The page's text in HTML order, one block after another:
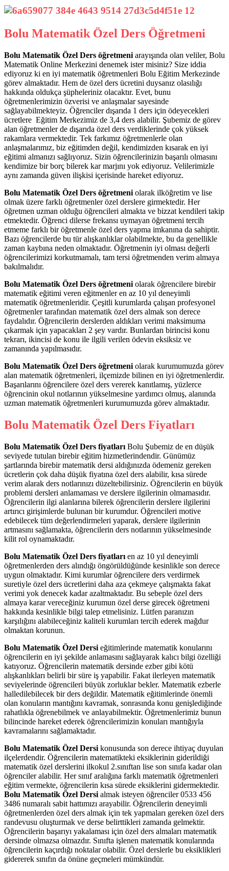
Bolu Matematik Özel Ders Öğretmeni
Bolu Matematik Özel Ders öğretmeni arayışında olan veliler, Bolu
Matematik Online Merkezini denemek ister misiniz? Size iddia
ediyoruz ki en iyi matematik öğretmenleri Bolu Eğitim Merkezinde
görev almaktadır. Hem de özel ders ücretini duysanız olasılığı
hakkında oldukça şüpheleriniz olacaktır. Evet, bunu
öğretmenlerimizin özverisi ve anlaşmalar sayesinde
sağlayabilmekteyiz. Öğrenciler dışarıda 1 ders için ödeyecekleri
ücretlere Eğitim Merkezimiz de 3,4 ders alabilir. Şubemiz de görev
alan öğretmenler de dışarıda özel ders verdiklerinde çok yüksek
rakamlara vermektedir. Tek farkımız öğretmenlerle olan
anlaşmalarımız, biz eğitimden değil, kendimizden kısarak en iyi
eğitimi almanızı sağlıyoruz. Sizin öğrencilerinizin başarılı olmasını
kendimize bir borç bilerek kar marjını yok ediyoruz. Velilerimizle
aynı zamanda güven ilişkisi içerisinde hareket ediyoruz.
Bolu Matematik Özel Ders öğretmeni olarak ilköğretim ve lise
olmak üzere farklı öğretmenler özel derslere girmektedir. Her
öğretmen uzman olduğu öğrencileri almakta ve bizzat kendileri takip
etmektedir. Öğrenci dilerse frekansı uymayan öğretmeni tercih
etmeme farklı bir öğretmenle özel ders yapma imkanına da sahiptir.
Bazı öğrencilerde bu tür alışkanlıklar olabilmekte, bu da genellikle
zaman kaybına neden olmaktadır. Öğretmenin iyi olması değerli
öğrencilerimizi korkutmamalı, tam tersi öğretmenden verim almaya
bakılmalıdır.
Bolu Matematik Özel Ders öğretmeni olarak öğrencilere birebir
matematik eğitimi veren eğitmenler en az 10 yıl deneyimli
matematik öğretmenleridir. Çeşitli kurumlarda çalışan profesyonel
öğretmenler tarafından matematik özel ders almak son derece
faydalıdır. Öğrencilerin derslerden aldıkları verimi maksimuma
çıkarmak için yapacakları 2 şey vardır. Bunlardan birincisi konu
tekrarı, ikincisi de konu ile ilgili verilen ödevin eksiksiz ve
zamanında yapılmasıdır.
Bolu Matematik Özel Ders öğretmeni olarak kurumumuzda görev
alan matematik öğretmenleri, ilçemizde bilinen en iyi öğretmenlerdir.
Başarılarını öğrencilere özel ders vererek kanıtlamış, yüzlerce
öğrencinin okul notlarının yükselmesine yardımcı olmuş, alanında
uzman matematik öğretmenleri kurumumuzda görev almaktadır.
Bolu Matematik Özel Ders Fiyatları
Bolu Matematik Özel Ders fiyatları Bolu Şubemiz de en düşük
seviyede tutulan birebir eğitim hizmetlerindendir. Günümüz
şartlarında birebir matematik dersi aldığınızda ödemeniz gereken
ücretlerin çok daha düşük fiyatına özel ders alabilir, kısa sürede
verim alarak ders notlarınızı düzeltebilirsiniz. Öğrencilerin en büyük
problemi dersleri anlamaması ve derslere ilgilerinin olmamasıdır.
Öğrencilerin ilgi alanlarına bilerek öğrencilerin derslere ilgilerini
artırıcı girişimlerde bulunan bir kurumdur. Öğrencileri motive
edebilecek tüm değerlendirmeleri yaparak, derslere ilgilerinin
artmasını sağlamakta, öğrencilerin ders notlarının yükselmesinde
kilit rol oynamaktadır.
Bolu Matematik Özel Ders fiyatları en az 10 yıl deneyimli
öğretmenlerden ders alındığı öngörüldüğünde kesinlikle son derece
uygun olmaktadır. Kimi kurumlar öğrencilere ders verdirmek
suretiyle özel ders ücretlerini daha aza çekmeye çalışmakta fakat
verimi yok denecek kadar azaltmaktadır. Bu sebeple özel ders
almaya karar vereceğiniz kurumun özel derse girecek öğretmeni
hakkında kesinlikle bilgi talep etmelisiniz. Lütfen paranızın
karşılığını alabileceğiniz kaliteli kurumları tercih ederek mağdur
olmaktan korunun.
Bolu Matematik Özel Dersi eğitimlerinde matematik konularını
öğrencilerin en iyi şekilde anlamasını sağlayarak kalıcı bilgi özelliği
katıyoruz. Öğrencilerin matematik dersinde ezber gibi kötü
alışkanlıkları belirli bir süre iş yapabilir. Fakat ilerleyen matematik
seviyelerinde öğrencileri büyük zorluklar bekler. Matematik ezberle
halledilebilecek bir ders değildir. Matematik eğitimlerinde önemli
olan konuların mantığını kavramak, sonrasında konu genişlediğinde
rahatlıkla öğrenebilmek ve anlayabilmektir. Öğretmenlerimiz bunun
bilincinde hareket ederek öğrencilerimizin konuları mantığıyla
kavramalarını sağlamaktadır.
Bolu Matematik Özel Dersi konusunda son derece ihtiyaç duyulan
ilçelerdendir. Öğrencilerin matematikteki eksiklerinin giderildiği
matematik özel derslerini ilkokul 2.sınıftan lise son sınıfa kadar olan
öğrenciler alabilir. Her sınıf aralığına farklı matematik öğretmenleri
eğitim vermekte, öğrencilerin kısa sürede eksiklerini gidermektedir.
Bolu Matematik Özel Dersi almak isteyen öğrenciler 0533 456
3486 numaralı sabit hattımızı arayabilir. Öğrencilerin deneyimli
öğretmenlerden özel ders almak için tek yapmaları gereken özel ders
randevusu oluşturmak ve derse belirttikleri zamanda gelmektir.
Öğrencilerin başarıyı yakalaması için özel ders almaları matematik
dersinde olmazsa olmazdır. Sınıfta işlenen matematik konularında
öğrencilerin kaçırdığı noktalar olabilir. Özel derslerle bu eksiklikleri
gidererek sınıfın da önüne geçmeleri mümkündür.